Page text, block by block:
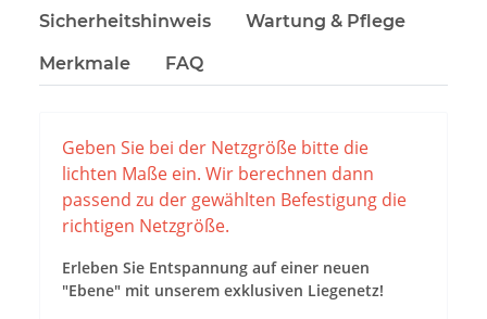
Sicherheitshinweis Wartung & Pflege
Merkmale FAQ
Geben Sie bei der Netzgröße bitte die
lichten Maße ein. Wir berechnen dann
passend zu der gewählten Befestigung die
richtigen Netzgröße.
Erleben Sie Entspannung auf einer neuen
"Ebene" mit unserem exklusiven Liegenetz!